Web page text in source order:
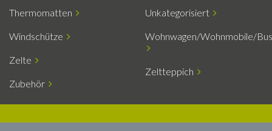
Thermomatten Unkategorisiert
Windschütze Wohnwagen/Wohnmobile/Bus
Zelte
Zeltteppich
Zubehör